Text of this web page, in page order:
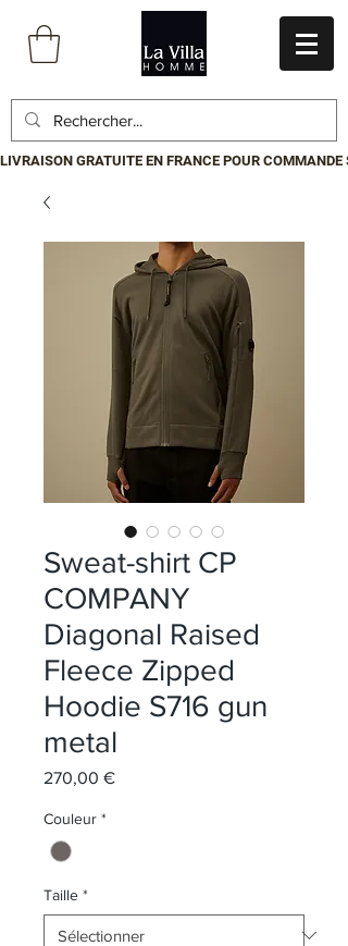
LIVRAISON GRATUITE EN FRANCE POUR
Sweat-shirt CP
COMPANY
Diagonal Raised
Fleece Zipped
Hoodie S716 gun
metal
270,00 €Prix
Couleur *
Taille *